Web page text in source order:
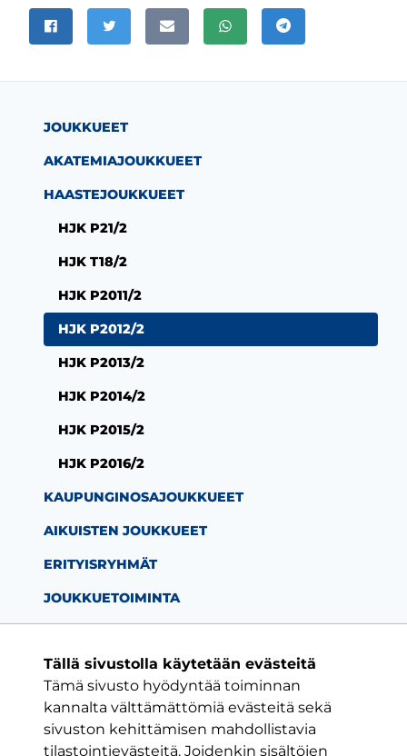
Tällä sivustolla käytetään evästeitä
Tämä sivusto hyödyntää toiminnan
kannalta välttämättömiä evästeitä sekä
sivuston kehittämisen mahdollistavia
tilastointievästeitä. Joidenkin sisältöjen
JAA SIVU
Jaa Facebookissa
Jaa TwitterissäJaa sähköpostitse
Jaa WhatsAppissa
Jaa Telegramissa
JOUKKUEET
AKATEMIAJOUKKUEET
HAASTEJOUKKUEET
HJK P21/2
HJK T18/2
HJK P2011/2
HJK P2012/2
HJK P2013/2
HJK P2014/2
HJK P2015/2
HJK P2016/2
KAUPUNGINOSAJOUKKUEET
AIKUISTEN JOUKKUEET
ERITYISRYHMÄT
JOUKKUETOIMINTA
Facebook-sivu
Twitter-sivu
Instagram-